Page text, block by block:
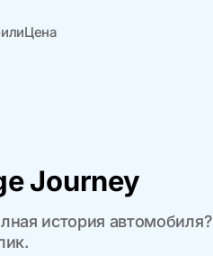
Цена
Journey
история автомобиля?